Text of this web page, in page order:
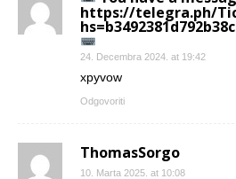
https://telegra.ph/
24. Decembra 2024. at 19:42
xpyvow
Odgovoriti
ThomasSorgo
10. Marta 2025. at 10:08